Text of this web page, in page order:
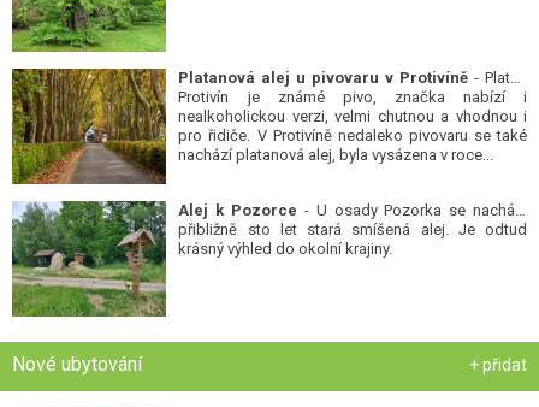
Platanová alej u pivovaru v Protivíně - Platan
Protivín je známé pivo, značka nabízí i
nealkoholickou verzi, velmi chutnou a vhodnou i
pro řidiče. V Protivíně nedaleko pivovaru se také
nachází platanová alej, byla vysázena v roce...
Alej k Pozorce - U osady Pozorka se nachází
přibližně sto let stará smíšená alej. Je odtud
krásný výhled do okolní krajiny.
Nové ubytování + přidat